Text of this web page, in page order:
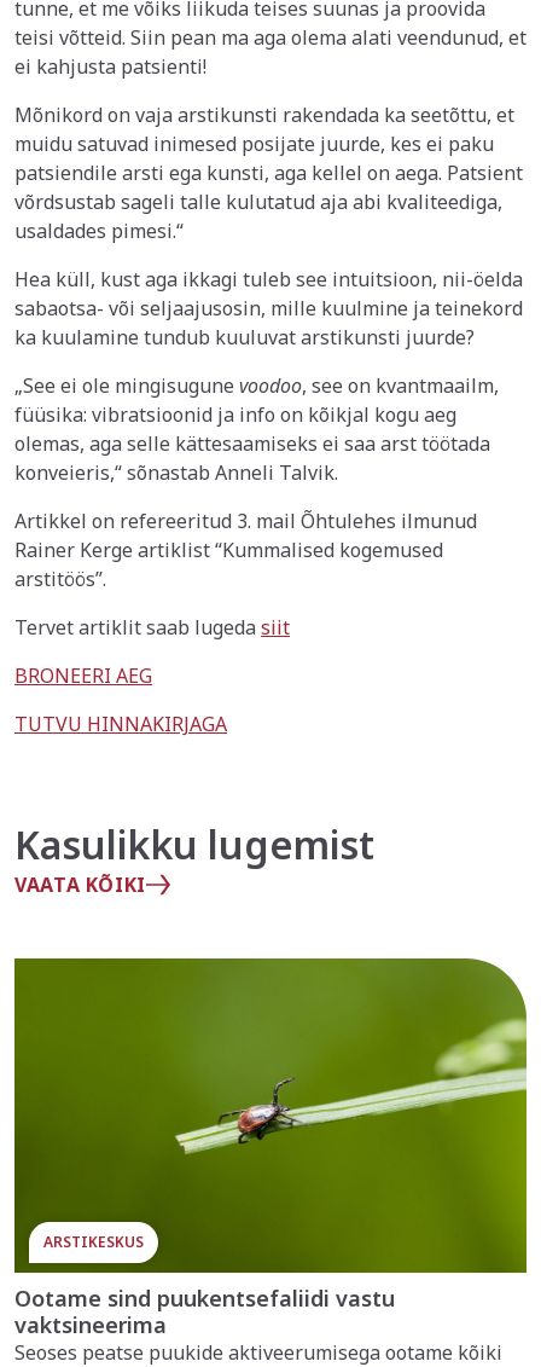
tunne, et me võiks liikuda teises suunas ja proovida
teisi võtteid. Siin pean ma aga olema alati veendunud, et
ei kahjusta patsienti!
Mõnikord on vaja arstikunsti rakendada ka seetõttu, et
muidu satuvad inimesed posijate juurde, kes ei paku
patsiendile arsti ega kunsti, aga kellel on aega. Patsient
võrdsustab sageli talle kulutatud aja abi kvaliteediga,
usaldades pimesi.“
Hea küll, kust aga ikkagi tuleb see intuitsioon, nii-öelda
sabaotsa- või seljaajusosin, mille kuulmine ja teinekord
ka kuulamine tundub kuuluvat arstikunsti juurde?
„See ei ole mingisugune voodoo, see on kvantmaailm,
füüsika: vibratsioonid ja info on kõikjal kogu aeg
olemas, aga selle kättesaamiseks ei saa arst töötada
konveieris,“ sõnastab Anneli Talvik.
Artikkel on refereeritud 3. mail Õhtulehes ilmunud
Rainer Kerge artiklist “Kummalised kogemused
arstitöös”.
Tervet artiklit saab lugeda siit
BRONEERI AEG
TUTVU HINNAKIRJAGA
Kasulikku lugemist
VAATA KÕIKI
ARSTIKESKUS
Ootame sind puukentsefaliidi vastu
vaktsineerima
Seoses peatse puukide aktiveerumisega ootame kõiki